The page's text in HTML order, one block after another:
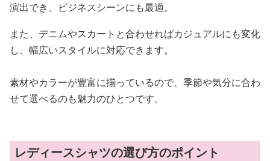
演出でき、ビジネスシーンにも最適。
また、デニムやスカートと合わせればカジュアルにも変化
し、幅広いスタイルに対応できます。
素材やカラーが豊富に揃っているので、季節や気分に合わ
せて選べるのも魅力のひとつです。
レディースシャツの選び方のポイント